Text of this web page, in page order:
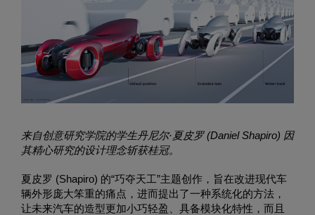
来自创意研究学院的学生丹尼尔·夏皮罗(Daniel Shapiro) 因
其精心研究的设计理念斩获桂冠。
夏皮罗 (Shapiro) 的“巧夺天工”主题创作，旨在改进现代车
辆外形庞大笨重的痛点，进而提出了一种系统化的方法，
让未来汽车的造型更加小巧轻盈、具备模块化特性，而且